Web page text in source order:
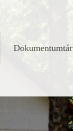
Dokumentumtár